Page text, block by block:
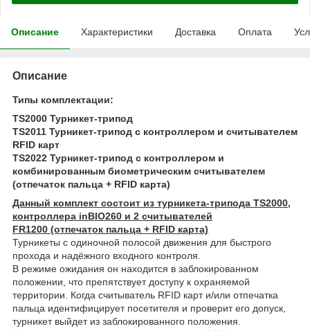
Описание Характеристики Доставка Оплата
Описание
Типы комплектации:
TS2000 Турникет-трипод
TS2011 Турникет-трипод с контроллером и считывателем
RFID карт
TS2022 Турникет-трипод c контроллером и
комбинированным биометрическим считывателем
(отпечаток пальца + RFID карта)
Данный комплект состоит из турникета-трипода TS2000,
контроллера inBIO260 и 2 считывателей
FR1200 (отпечаток пальца + RFID карта)
Турникеты с одиночной полосой движения для быстрого
прохода и надёжного входного контроля.
В режиме ожидания он находится в заблокированном
положении, что препятствует доступу к охраняемой
территории. Когда считыватель RFID карт и/или отпечатка
пальца идентифицирует посетителя и проверит его допуск,
турникет выйдет из заблокированного положения.